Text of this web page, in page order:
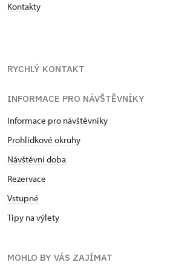
Kontakty
RYCHLÝ KONTAKT
INFORMACE PRO NÁVŠTĚVNÍKY
Informace pro návštěvníky
Prohlídkové okruhy
Návštěvní doba
Rezervace
Vstupné
Tipy na výlety
MOHLO BY VÁS ZAJÍMAT